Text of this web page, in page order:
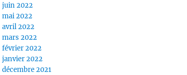
juin 2022
mai 2022
avril 2022
mars 2022
février 2022
janvier 2022
décembre 2021